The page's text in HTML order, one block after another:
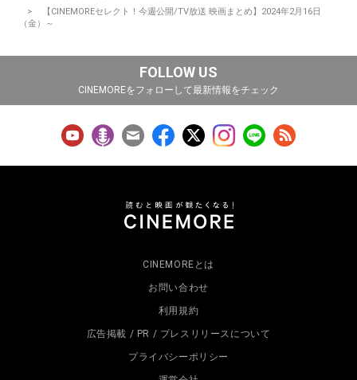
【CINEMOREセレクト！今週公開/TV放送 映画まとめ】2024年2月16日
（金）～
FOLLOW US
CINEMOREをフォローして最新情報をチェック
CINEMOREとは
お問い合わせ
利用規約
広告掲載 / PR / プレスリリースについて
プライバシーポリシー